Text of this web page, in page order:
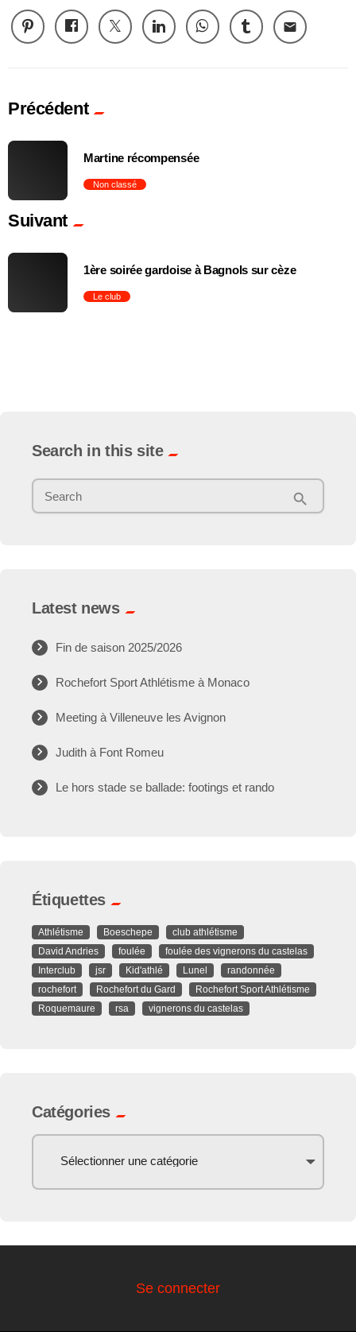
email
Précédent
trending_flat
Martine récompensée
Non classé
Suivant
1ère soirée gardoise à Bagnols sur cèze
Le club
Search in this site
Search search
Latest news
Fin de saison 2025/2026
Rochefort Sport Athlétisme à Monaco
Meeting à Villeneuve les Avignon
Judith à Font Romeu
Le hors stade se ballade: footings et rando
Étiquettes
Athlétisme Boeschepe
club athlétisme
David Andries
foulée
foulée des vignerons du castelas
Interclub
jsr Kid'athlé Lunel
randonnée
rochefort
Rochefort du Gard
Rochefort Sport Athlétisme
Roquemaure
rsa vignerons du castelas
Catégories
Se connecter